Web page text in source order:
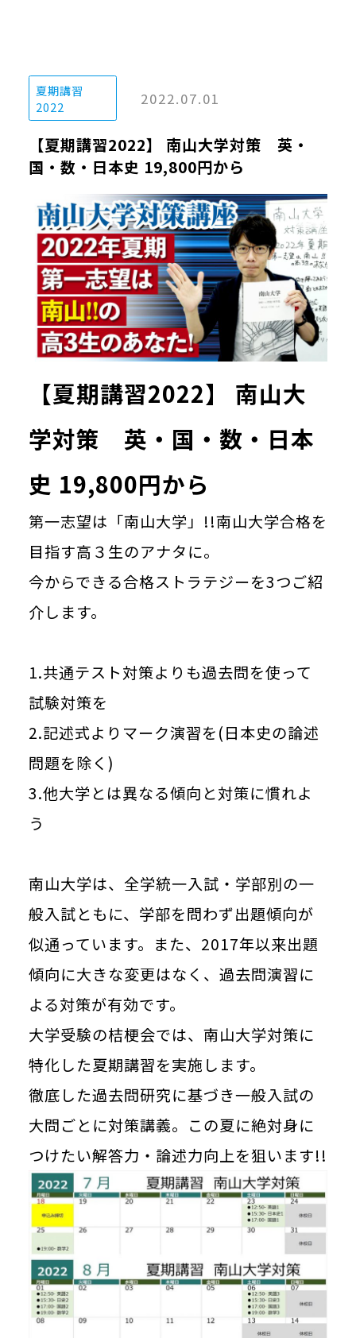
夏期講習
2022
2022.07.01
【夏期講習2022】 南山大学対策 英・
国・数・日本史 19,800円から
【夏期講習2022】 南山大
学対策 英・国・数・日本
史 19,800円から
第一志望は「南山大学」!!南山大学合格を
目指す高３生のアナタに。
今からできる合格ストラテジーを3つご紹
介します。
1.共通テスト対策よりも過去問を使って
試験対策を
2.記述式よりマーク演習を(日本史の論述
問題を除く)
3.他大学とは異なる傾向と対策に慣れよ
う
南山大学は、全学統一入試・学部別の一
般入試ともに、学部を問わず出題傾向が
似通っています。また、2017年以来出題
傾向に大きな変更はなく、過去問演習に
よる対策が有効です。
大学受験の桔梗会では、南山大学対策に
特化した夏期講習を実施します。
徹底した過去問研究に基づき一般入試の
大問ごとに対策講義。この夏に絶対身に
つけたい解答力・論述力向上を狙います!!